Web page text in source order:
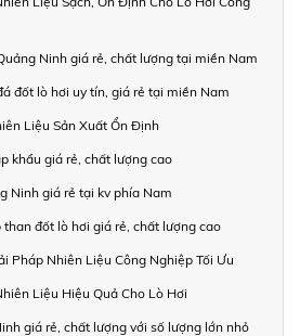
Ninh giá rẻ, chất lượng tại miền Nam
đốt lò hơi uy tín, giá rẻ tại miền Nam
Liệu Sản Xuất Ổn Định
khẩu giá rẻ, chất lượng cao
Ninh giá rẻ tại kv phía Nam
đốt lò hơi giá rẻ, chất lượng cao
Pháp Nhiên Liệu Công Nghiệp Tối Ưu
Liệu Hiệu Quả Cho Lò Hơi
giá rẻ, chất lượng với số lượng lớn nhỏ